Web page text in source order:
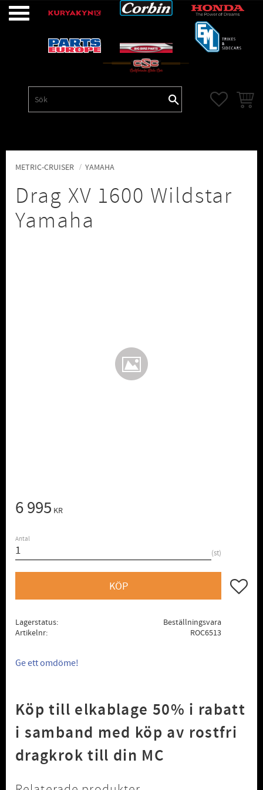
METRIC-CRUISER YAMAHA
Drag XV 1600 Wildstar
Yamaha
6 995 KR
Antal
st
KÖP Lägg
Lagerstatus
Beställningsvara
Artikelnr
ROC6513
Ge ett omdöme!
Köp till elkablage 50% i rabatt
i samband med köp av rostfri
dragkrok till din MC